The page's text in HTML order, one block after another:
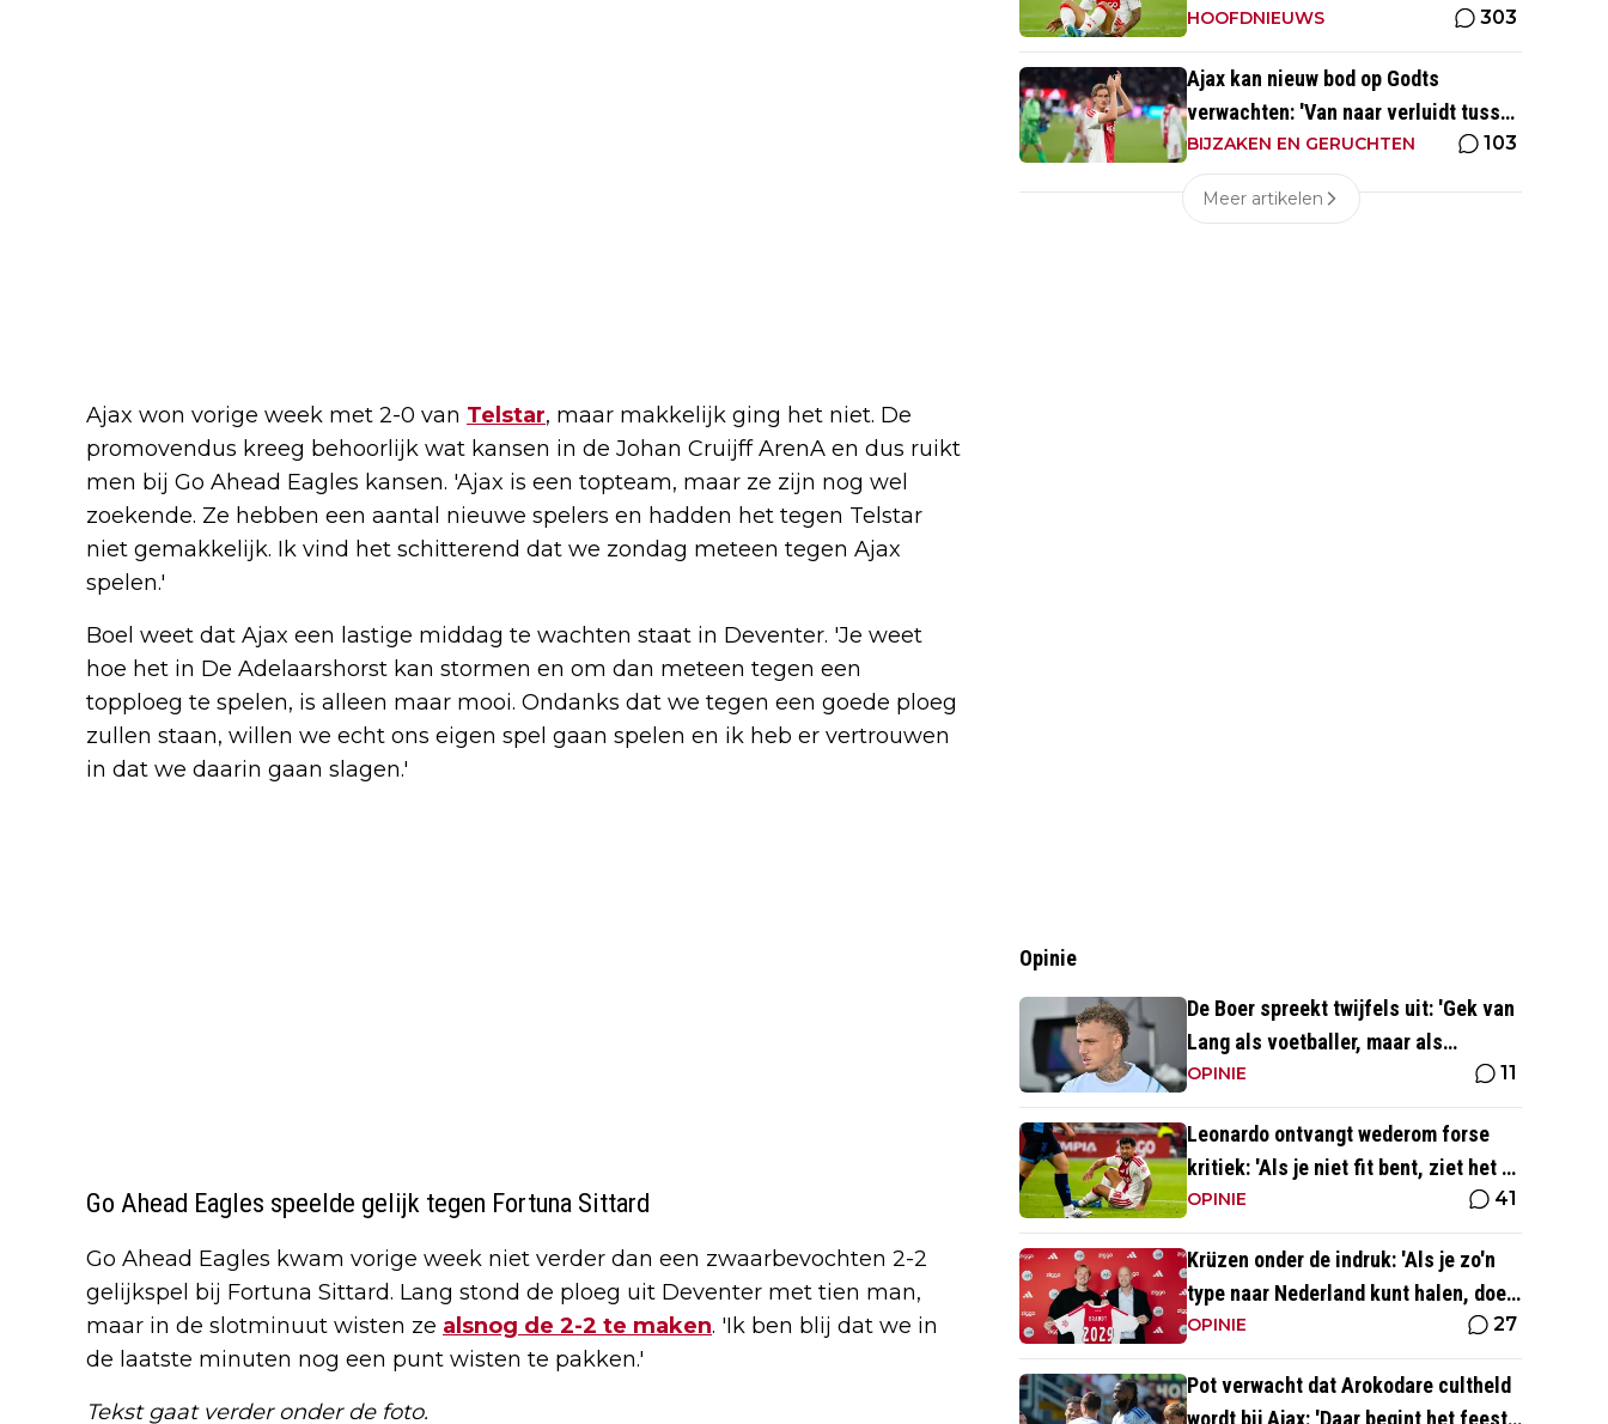
Ajax won vorige week met 2-0 van Telstar, maar makkelijk ging het niet. De
promovendus kreeg behoorlijk wat kansen in de Johan Cruijff ArenA en dus ruikt
men bij Go Ahead Eagles kansen. 'Ajax is een topteam, maar ze zijn nog wel
zoekende. Ze hebben een aantal nieuwe spelers en hadden het tegen Telstar
niet gemakkelijk. Ik vind het schitterend dat we zondag meteen tegen Ajax
spelen.'
Boel weet dat Ajax een lastige middag te wachten staat in Deventer. 'Je weet
hoe het in De Adelaarshorst kan stormen en om dan meteen tegen een
topploeg te spelen, is alleen maar mooi. Ondanks dat we tegen een goede ploeg
zullen staan, willen we echt ons eigen spel gaan spelen en ik heb er vertrouwen
in dat we daarin gaan slagen.'
Go Ahead Eagles speelde gelijk tegen Fortuna Sittard
Go Ahead Eagles kwam vorige week niet verder dan een zwaarbevochten 2-2
gelijkspel bij Fortuna Sittard. Lang stond de ploeg uit Deventer met tien man,
maar in de slotminuut wisten ze alsnog de 2-2 te maken. 'Ik ben blij dat we in
de laatste minuten nog een punt wisten te pakken.'
Tekst gaat verder onder de foto.
kans'
HOOFDNIEUWS 303
Ajax kan nieuw bod op Godts
verwachten: 'Van naar verluidt tussen
de 50 en 55 miljoen euro'
BIJZAKEN EN GERUCHTEN 103
Meer artikelen
Opinie
De Boer spreekt twijfels uit: 'Gek van
Lang als voetballer, maar als
persoonlijkheid niet'
OPINIE 11
Leonardo ontvangt wederom forse
kritiek: 'Als je niet fit bent, ziet het er
best wel slecht uit'
OPINIE 41
Krüzen onder de indruk: 'Als je zo'n
type naar Nederland kunt halen, doe
je iets goed'
OPINIE 27
Pot verwacht dat Arokodare cultheld
wordt bij Ajax: 'Daar begint het feest